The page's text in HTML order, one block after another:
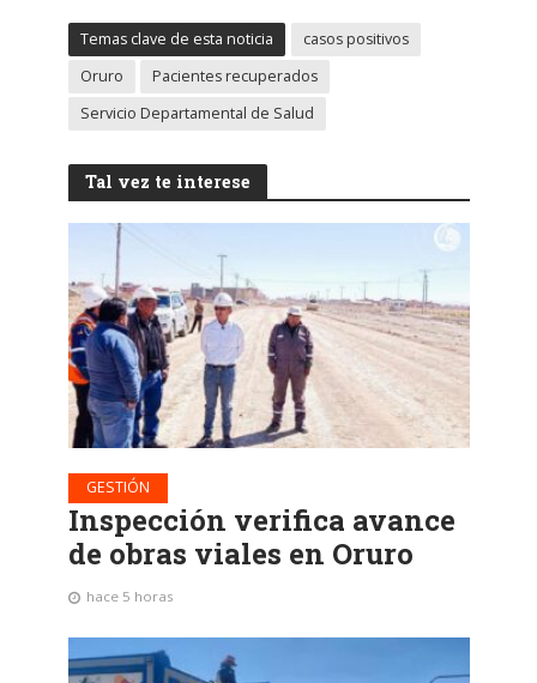
Temas clave de esta noticia
casos positivos
Oruro
Pacientes recuperados
Servicio Departamental de Salud
Tal vez te interese
GESTIÓN
Inspección verifica avance
de obras viales en Oruro
hace 5 horas